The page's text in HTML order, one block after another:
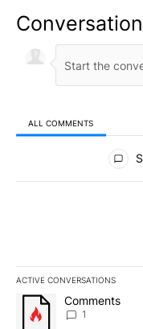
Conversation
ALL COMMENTS
All Comments
ACTIVE CONVERSATIONS
The following is a list
A trending article titled
Comments
1